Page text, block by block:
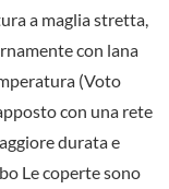
a maglia stretta,
con lana
(Voto
con una rete
durata e
Le coperte sono